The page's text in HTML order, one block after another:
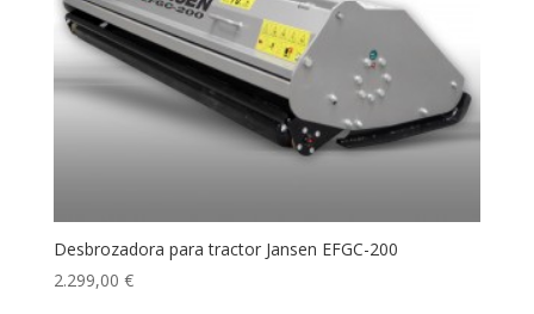
Desbrozadora para tractor Jansen EFGC-200
2.299,00 €